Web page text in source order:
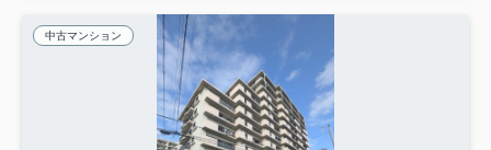
中古マンション